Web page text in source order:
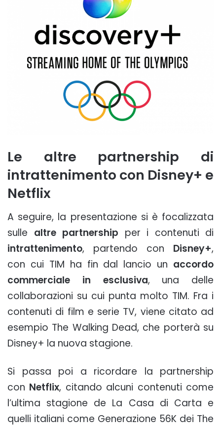
Le altre partnership di
intrattenimento con Disney+ e
Netflix
A seguire, la presentazione si è focalizzata
sulle altre partnership per i contenuti di
intrattenimento, partendo con Disney+,
con cui TIM ha fin dal lancio un accordo
commerciale in esclusiva, una delle
collaborazioni su cui punta molto TIM. Fra i
contenuti di film e serie TV, viene citato ad
esempio The Walking Dead, che porterà su
Disney+ la nuova stagione.
Si passa poi a ricordare la partnership
con Netflix, citando alcuni contenuti come
l’ultima stagione de La Casa di Carta e
quelli italiani come Generazione 56K dei The